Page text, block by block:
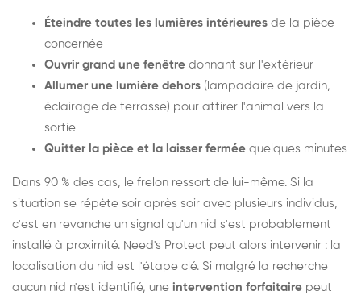
Éteindre toutes les lumières intérieures de la pièce
concernée
Ouvrir grand une fenêtre donnant sur l'extérieur
Allumer une lumière dehors (lampadaire de jardin,
éclairage de terrasse) pour attirer l'animal vers la
sortie
Quitter la pièce et la laisser fermée quelques minutes
Dans 90 % des cas, le frelon ressort de lui-même. Si la
situation se répète soir après soir avec plusieurs individus,
c'est en revanche un signal qu'un nid s'est probablement
installé à proximité. Need's Protect peut alors intervenir : la
localisation du nid est l'étape clé. Si malgré la recherche
aucun nid n'est identifié, une intervention forfaitaire peut